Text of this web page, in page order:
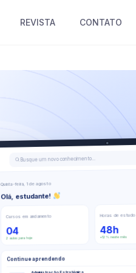
REVISTA CONTATO
Busque um novo conhecimento...
Quinta-feira, 1 de agosto
Olá, estudante!
Cursos em andamento
04
2 aulas para hoje
Horas de estudo
48h
+12% neste mês
Continue aprendendo